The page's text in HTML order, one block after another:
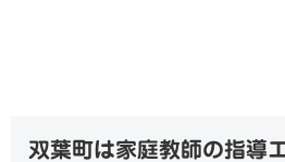
双葉町は家庭教師の指導